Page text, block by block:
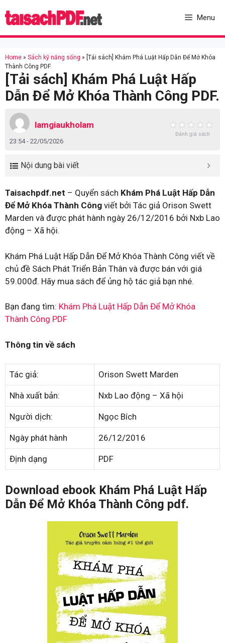
to
Menu
Home » Sách kỹ năng sống » [Tải sách] Khám Phá Luật Hấp Dẫn Để Mở Khóa
Thành Công PDF.
[Tải sách] Khám Phá Luật Hấp
Dẫn Để Mở Khóa Thành Công PDF.
lamgiaukholam
23:54 - 22/05/2026
Đánh giá sách
Nội dung bài viết
Taisachpdf.net – Quyển sách Khám Phá Luật Hấp Dẫn
Để Mở Khóa Thành Công viết bởi Tác giả Orison Swett
Marden và được phát hành ngày 26/12/2016 bởi Nxb Lao
động – Xã hội.
Khám Phá Luật Hấp Dẫn Để Mở Khóa Thành Công viết về
chủ đề Sách Phát Triển Bản Thân và được bán với giá
59.000đ. Hãy mua sách để ủng hộ tác giả bạn nhé.
Bạn đang tìm: Khám Phá Luật Hấp Dẫn Để Mở Khóa
Thành Công PDF
Thông tin về sách
Tác giả: Orison Swett Marden
Nhà xuất bản: Nxb Lao động – Xã hội
Người dịch: Ngọc Bích
Ngày phát hành 26/12/2016
Định dạng PDF
Download ebook Khám Phá Luật Hấp
Dẫn Để Mở Khóa Thành Công pdf.